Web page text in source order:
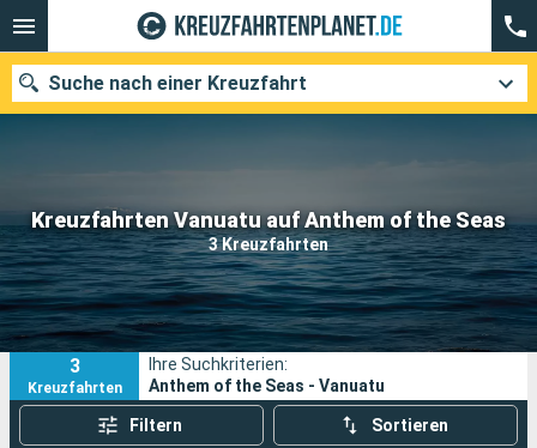
Kreuzfahrten Vanuatu auf Anthem of the Seas
3 Kreuzfahrten
Suche nach einer Kreuzfahrt
Unsere Ziele
Abfahrtsmonat
Häfen Reedereien
Suchen
3
Kreuzfahrten
Ihre Suchkriterien:
Anthem of the Seas - Vanuatu
Filtern Sortieren